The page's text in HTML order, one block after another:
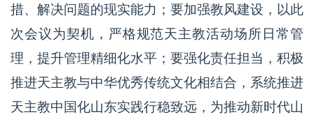
措、解决问题的现实能力；要加强教风建设，以此
次会议为契机，严格规范天主教活动场所日常管
理，提升管理精细化水平；要强化责任担当，积极
推进天主教与中华优秀传统文化相结合，系统推进
天主教中国化山东实践行稳致远，为推动新时代山